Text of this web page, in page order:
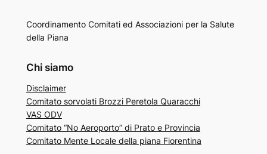
Coordinamento Comitati ed Associazioni per la Salute
della Piana
Chi siamo
Disclaimer
Comitato sorvolati Brozzi Peretola Quaracchi
VAS ODV
Comitato “No Aeroporto” di Prato e Provincia
Comitato Mente Locale della piana Fiorentina